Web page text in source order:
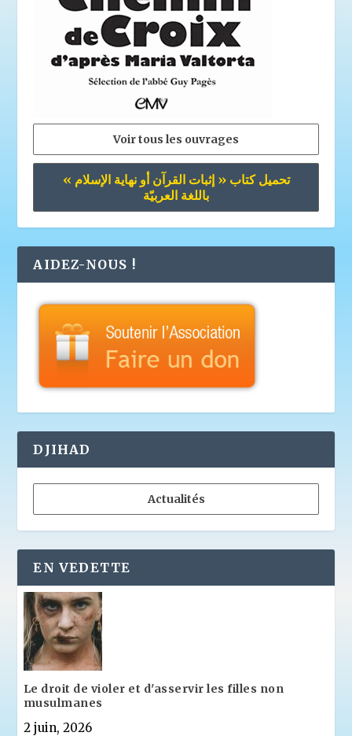
Voir tous les ouvrages
تحميل كتاب « إثبات القرآن أو نهاية الإسلام »
باللغة العربيّة
AIDEZ-NOUS !
DJIHAD
Actualités
EN VEDETTE
Le droit de violer et d'asservir les filles non
musulmanes
2 juin, 2026